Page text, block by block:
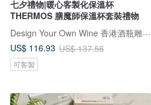
七夕禮物|暖心客製化保溫杯
THERMOS 膳魔師保溫杯套裝禮物
Design Your Own Wine 香港酒瓶雕刻禮品專門店
US$ 116.93 US$ 137.56
可客製